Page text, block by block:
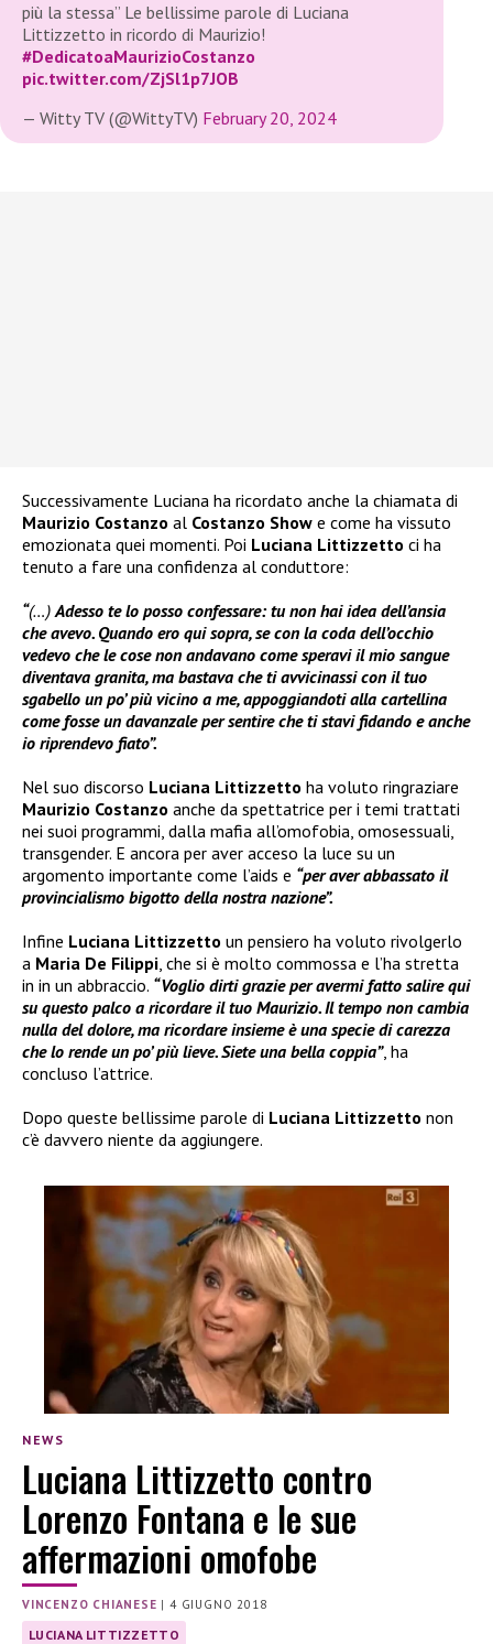
più la stessa” Le bellissime parole di Luciana
Littizzetto in ricordo di Maurizio!
#DedicatoaMaurizioCostanzo
pic.twitter.com/ZjSl1p7JOB
— Witty TV (@WittyTV) February 20, 2024
Successivamente Luciana ha ricordato anche la chiamata di
Maurizio Costanzo al Costanzo Show e come ha vissuto
emozionata quei momenti. Poi Luciana Littizzetto ci ha
tenuto a fare una confidenza al conduttore:
“(…)Adesso te lo posso confessare: tu non hai idea dell’ansia
che avevo. Quando ero qui sopra, se con la coda dell’occhio
vedevo che le cose non andavano come speravi il mio sangue
diventava granita, ma bastava che ti avvicinassi con il tuo
sgabello un po’ più vicino a me, appoggiandoti alla cartellina
come fosse un davanzale per sentire che ti stavi fidando e anche
io riprendevo fiato”.
Nel suo discorso Luciana Littizzetto ha voluto ringraziare
Maurizio Costanzo anche da spettatrice per i temi trattati
nei suoi programmi, dalla mafia all’omofobia, omosessuali,
transgender. E ancora per aver acceso la luce su un
argomento importante come l’aids e “per aver abbassato il
provincialismo bigotto della nostra nazione”.
Infine Luciana Littizzetto un pensiero ha voluto rivolgerlo
a Maria De Filippi, che si è molto commossa e l’ha stretta
in in un abbraccio. “Voglio dirti grazie per avermi fatto salire qui
su questo palco a ricordare il tuo Maurizio. Il tempo non cambia
nulla del dolore, ma ricordare insieme è una specie di carezza
che lo rende un po’ più lieve. Siete una bella coppia”, ha
concluso l’attrice.
Dopo queste bellissime parole di Luciana Littizzetto non
c’è davvero niente da aggiungere.
NEWS
Luciana Littizzetto contro
Lorenzo Fontana e le sue
affermazioni omofobe
VINCENZO CHIANESE |4 GIUGNO 2018
LUCIANA LITTIZZETTO